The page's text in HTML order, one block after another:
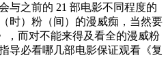
与之前的 21 部电影不同程度的
时）粉（间）的漫威痴，当然要
，而对不能来得及看全的漫威粉
导必看哪几部电影保证观看《复